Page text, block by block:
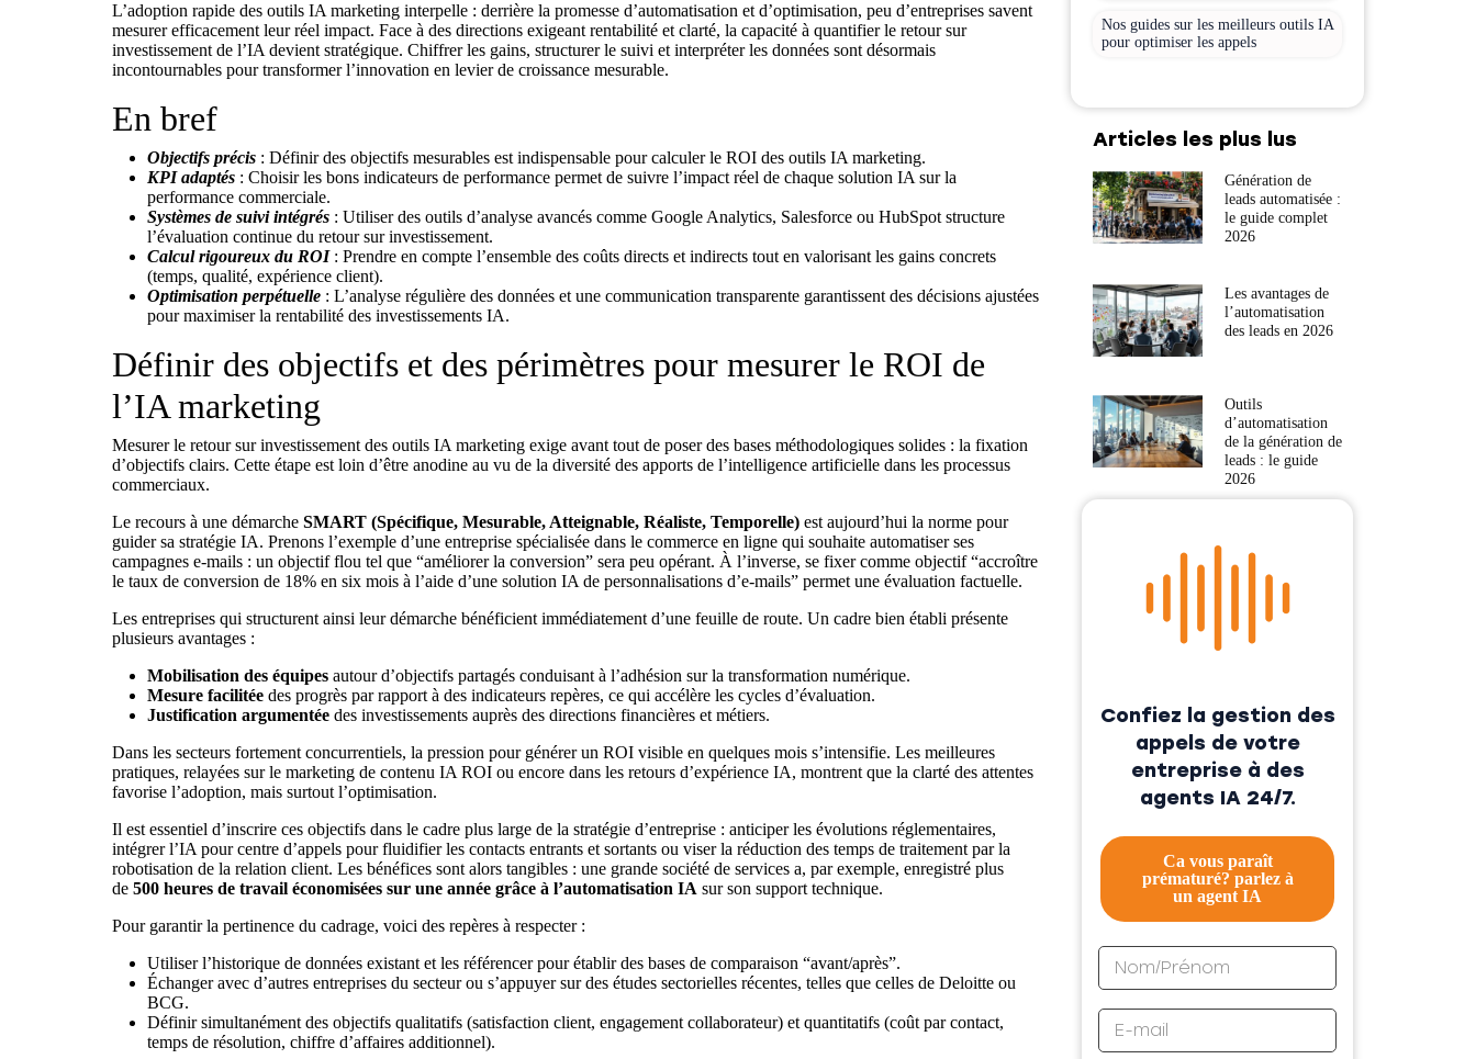
L’adoption rapide des outils IA marketing interpelle : derrière la promesse d’automatisation et d’optimisation, peu d’entreprises savent
mesurer efficacement leur réel impact. Face à des directions exigeant rentabilité et clarté, la capacité à quantifier le retour sur
investissement de l’IA devient stratégique. Chiffrer les gains, structurer le suivi et interpréter les données sont désormais
incontournables pour transformer l’innovation en levier de croissance mesurable.
En bref
Objectifs précis : Définir des objectifs mesurables est indispensable pour calculer le ROI des outils IA marketing.
KPI adaptés : Choisir les bons indicateurs de performance permet de suivre l’impact réel de chaque solution IA sur la
performance commerciale.
Systèmes de suivi intégrés : Utiliser des outils d’analyse avancés comme Google Analytics, Salesforce ou HubSpot structure
l’évaluation continue du retour sur investissement.
Calcul rigoureux du ROI: Prendre en compte l’ensemble des coûts directs et indirects tout en valorisant les gains concrets
(temps, qualité, expérience client).
Optimisation perpétuelle : L’analyse régulière des données et une communication transparente garantissent des décisions ajustées
pour maximiser la rentabilité des investissements IA.
Définir des objectifs et des périmètres pour mesurer le ROI de
l’IA marketing
Mesurer le retour sur investissement des outils IA marketing exige avant tout de poser des bases méthodologiques solides : la fixation
d’objectifs clairs. Cette étape est loin d’être anodine au vu de la diversité des apports de l’intelligence artificielle dans les processus
commerciaux.
Le recours à une démarche SMART (Spécifique, Mesurable, Atteignable, Réaliste, Temporelle) est aujourd’hui la norme pour
guider sa stratégie IA. Prenons l’exemple d’une entreprise spécialisée dans le commerce en ligne qui souhaite automatiser ses
campagnes e-mails : un objectif flou tel que “améliorer la conversion” sera peu opérant. À l’inverse, se fixer comme objectif “accroître
le taux de conversion de 18% en six mois à l’aide d’une solution IA de personnalisations d’e-mails” permet une évaluation factuelle.
Les entreprises qui structurent ainsi leur démarche bénéficient immédiatement d’une feuille de route. Un cadre bien établi présente
plusieurs avantages :
Mobilisation des équipes autour d’objectifs partagés conduisant à l’adhésion sur la transformation numérique.
Mesure facilitée des progrès par rapport à des indicateurs repères, ce qui accélère les cycles d’évaluation.
Justification argumentée des investissements auprès des directions financières et métiers.
Dans les secteurs fortement concurrentiels, la pression pour générer un ROI visible en quelques mois s’intensifie. Les meilleures
pratiques, relayées surle marketing de contenu IA ROI ou encore dans les retours d’expérience IA, montrent que la clarté des attentes
favorise l’adoption, mais surtout l’optimisation.
Il est essentiel d’inscrire ces objectifs dans le cadre plus large de la stratégie d’entreprise : anticiper les évolutions réglementaires,
intégrer l’IA pour centre d’appels pour fluidifier les contacts entrants et sortants ou viser la réduction des temps de traitement par la
robotisation de la relation client. Les bénéfices sont alors tangibles : une grande société de services a, par exemple, enregistré plus
de 500 heures de travail économisées sur une année grâce à l’automatisation IA sur son support technique.
Pour garantir la pertinence du cadrage, voici des repères à respecter :
Utiliser l’historique de données existant et les référencer pour établir des bases de comparaison “avant/après”.
Échanger avec d’autres entreprises du secteur ou s’appuyer sur des études sectorielles récentes, telles que celles de Deloitte ou
BCG.
Définir simultanément des objectifs qualitatifs (satisfaction client, engagement collaborateur) et quantitatifs (coût par contact,
temps de résolution, chiffre d’affaires additionnel).
Nos guides sur les meilleurs outils IA
pour optimiser les appels
Articles les plus lus
Génération de
leads automatisée :
le guide complet
2026
Les avantages de
l’automatisation
des leads en 2026
Outils
d’automatisation
de la génération de
leads : le guide
2026
Confiez la gestion des
appels de votre
entreprise à des
agents IA 24/7.
Ca vous paraît
prématuré? parlez à
un agent IA